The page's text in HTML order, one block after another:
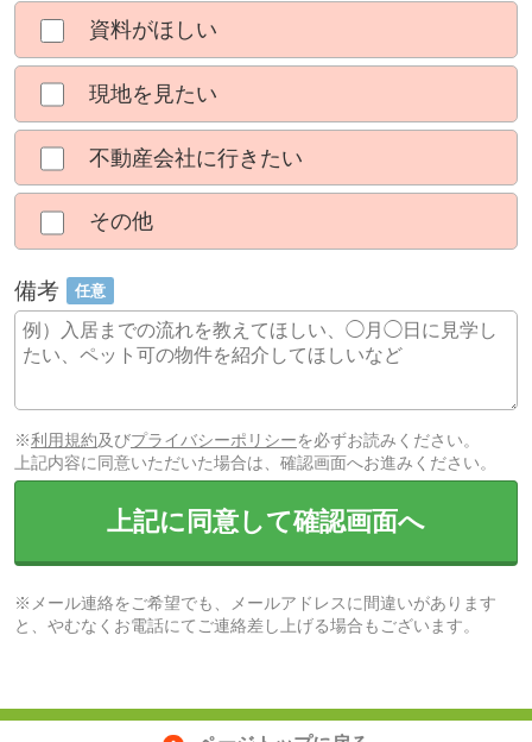
資料がほしい
現地を見たい
不動産会社に行きたい
その他
備考 任意
※利用規約及びプライバシーポリシーを必ずお読みください。
上記内容に同意いただいた場合は、確認画面へお進みください。
上記に同意して確認画面へ
※メール連絡をご希望でも、メールアドレスに間違いがあります
と、やむなくお電話にてご連絡差し上げる場合もございます。